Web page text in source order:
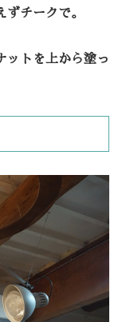
チークで。
ットを上から塗っ